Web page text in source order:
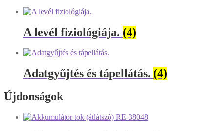
A levél fiziológiája. (4)
Adatgyűjtés és tápellátás. (4)
Újdonságok